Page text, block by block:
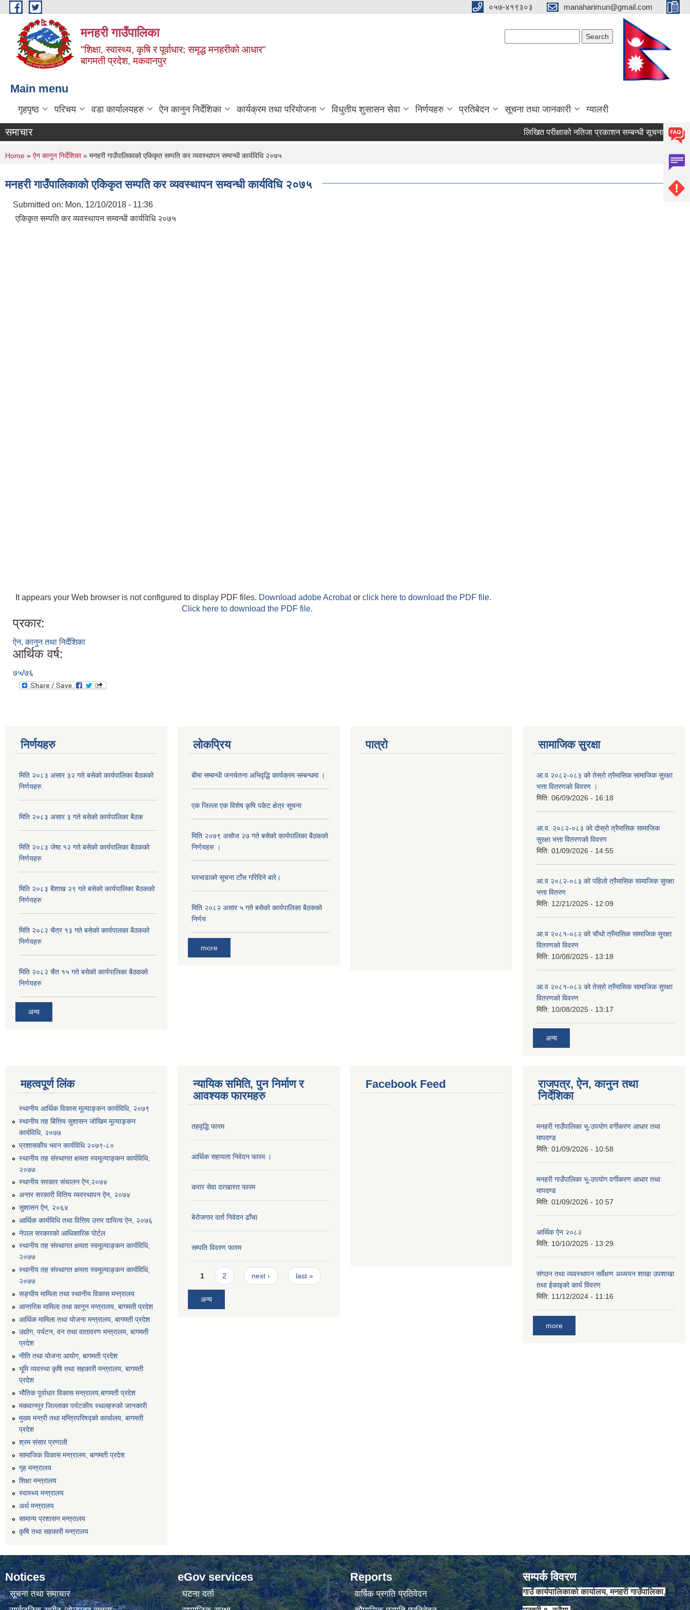
Skip to main content ०५७-४१९३०३ manaharimun@gmail.com
मनहरी गाउँपालिका
"शिक्षा, स्वास्थ्य, कृषि र पूर्वाधार; समृद्ध मनहरीको आधार"
बागमती प्रदेश, मकवानपुर
Main menu
गृहपृष्ठ परिचय वडा कार्यालयहरु ऐन कानुन निर्देशिका कार्यक्रम तथा परियोजना विधुतीय शुसासन सेवा निर्णयहरु प्रतिबेदन सूचना तथा जानकारी ग्यालरी
समाचार लिखित परीक्षाको नतिजा प्रकाशन सम्बन्धी सूचना । दररेट
You are here
Home » ऐन कानुन निर्देशिका» मनहरी गाउँपालिकाको एकिकृत सम्पति कर व्यवस्थापन सम्वन्धी कार्यविधि २०७५
मनहरी गाउँपालिकाको एकिकृत सम्पति कर व्यवस्थापन सम्वन्धी कार्यविधि २०७५
Submitted on: Mon, 12/10/2018 - 11:36
एकिकृत सम्पति कर व्यवस्थापन सम्वन्धी कार्यविधि २०७५
It appears your Web browser is not configured to display PDF files. Download adobe Acrobator click here to download the PDF file.
Click here to download the PDF file.
प्रकार:
ऐन, कानुन तथा निर्देशिका
आर्थिक वर्ष:
७५/७६
निर्णयहरु
मिति २०८३ असार ३२ गते बसेको कार्यपालिका बैठकको
निर्णयहरु
मिति २०८३ असार ३ गते बसेको कार्यपालिका बैठक
मिति २०८३ जेष्ठ १२ गते बसेको कार्यपालिका बैठकको
निर्णयहरु
मिति २०८३ बैशाख २९ गते बसेको कार्यपालिका बैठकको
निर्णयहरु
मिति २०८२ चैत्र १३ गते बसेको कार्यपालका बैठकको
निर्णयहरु
मिति २०८२ चैत १५ गते बसेको कार्यपालिका बैठकको
निर्णयहरु
अन्य
लोकप्रिय
बीमा सम्बन्धी जनचेतना अभिवृद्धि कार्यक्रम सम्बन्धमा ।
एक जिल्ला एक विशेष कृषि पकेट क्षेत्र सूचना
मिति २०७९ असोज २७ गते बसेको कार्यपालिका बैठकको
निर्णयहरु ।
घरभाडाको सूचना टाँस गरिदिने बारे।
मिति २०८२ असार ५ गते बसेको कार्यपालिका बैठकको
निर्णय
more
पात्रो सामाजिक सुरक्षा
आ.व २०८२-०८३ को तेस्रो त्रैमासिक सामाजिक सुरक्षा
भत्ता वितरणको विवरण ।
मिति: 06/09/2026 - 16:18
आ.व. २०८२-०८३ को दोस्रो त्रैमासिक सामाजिक
सुरक्षा भत्ता वितरणको विवरण
मिति: 01/09/2026 - 14:55
आ.व २०८२-०८३ को पहिलो त्रैमासिक सामाजिक सुरक्षा
भत्ता वितरण
मिति: 12/21/2025 - 12:09
आ.व २०८१-०८२ को चौथो त्रैंमासिक सामाजिक सुरक्षा
वितरणको विवरण
मिति: 10/08/2025 - 13:18
आ.व २०८१-०८२ को तेस्रो त्रैंमासिक सामाजिक सुरक्षा
वितरणको विवरण
मिति: 10/08/2025 - 13:17
अन्य
महत्वपूर्ण लिंक
स्थानीय आर्थिक विकास मूल्याङ्कन कार्यविधि, २०७९
स्थानीय तह बित्तिय सुशासन जोखिम मूल्याङ्कन
कार्यविधि, २०७७
प्रशासकीय भवन कार्यविधि २०७९-८०
स्थानीय तह संस्थागत क्षमता स्वमूल्याङ्कन कार्यविधि,
२०७७
स्थानीय सरकार संचालन ऐन,२०७४
अन्तर सरकारी वितिय व्यवस्थापन ऐन, २०७४
सुशासन ऐन, २०६४
आर्थिक कार्यविधि तथा वित्तिय उत्तर दायित्व ऐन, २०७६
नेपाल सरकारको आधिकारिक पोर्टल
स्थानीय तह संस्थागत क्षमता स्वमूल्याङ्कन कार्यविधि,
२०७७
स्थानीय तह संस्थागत क्षमता स्वमूल्याङ्कन कार्यविधि,
२०७७
सङ्घीय मामिला तथा स्थानीय विकास मन्त्रालय
आन्तरिक मामिला तथा कानून मन्त्रालय, बागमती प्रदेश
आर्थिक मामिला तथा योजना मन्त्रालय, बागमती प्रदेश
उद्योग, पर्यटन, वन तथा वातावरण मन्त्रालय, बागमती
प्रदेश
नीति तथा योजना आयोग, बागमती प्रदेश
भूमि व्यवस्था कृषि तथा सहकारी मन्त्रालय, बागमती
प्रदेश
भौतिक पूर्वाधार विकास मन्त्रालय,बागमती प्रदेश
मकवानपुर जिल्लाका पर्यटकीय स्थलहरुको जानकारी
मुख्य मन्त्री तथा मन्त्रिपरिषद्को कार्यालय, बागमती
प्रदेश
श्रम संसार प्रणाली
सामाजिक विकास मन्त्रालय, बागमती प्रदेश
गृह मन्त्रालय
शिक्षा मन्त्रालय
स्वास्थ्य मन्त्रालय
अर्थ मन्त्रालय
सामान्य प्रशासन मन्त्रालय
कृषि तथा सहकारी मन्त्रालय
न्यायिक समिति, पुन निर्माण र
आवश्यक फारमहरु
तहवृद्धि फारम
आर्थिक सहायता निवेदन फारम ।
करार सेवा दरखास्त फारम
बेरोजगार दर्ता निवेदन ढाँचा
सम्पति विवरण फारम
Pages
1 2 next › last »
अन्य
Facebook Feed
राजपत्र, ऐन, कानुन तथा
निर्देशिका
मनहरी गाउँपालिका भू-उपयोग वर्गीकरण आधार तथा
मापदण्ड
मिति: 01/09/2026 - 10:58
मनहरी गाउँपालिका भू-उपयोग वर्गीकरण आधार तथा
मापदण्ड
मिति: 01/09/2026 - 10:57
आर्थिक ऐन २०८२
मिति: 10/10/2025 - 13:29
संगठन तथा व्यवस्थापन सर्वेक्षण अध्ययन शाखा उपशाखा
तथा ईकाइको कार्य विवरण
मिति: 11/12/2024 - 11:16
more
Notices
सूचना तथा समाचार
eGov services
घटना दर्ता
Reports
वार्षिक प्रगति प्रतिवेदन
सम्पर्क विवरण
गाउँ कार्यपालिकाको कार्यालय, मनहरी गाउँपालिका,